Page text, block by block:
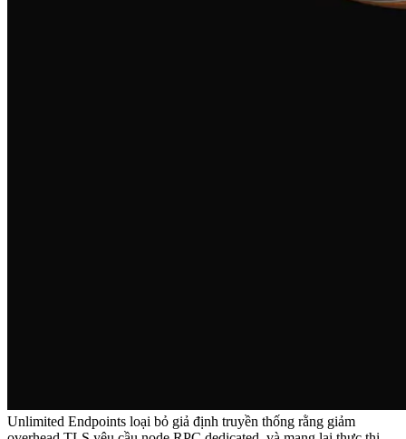
Unlimited Endpoints loại bỏ giả định truyền thống rằng giảm